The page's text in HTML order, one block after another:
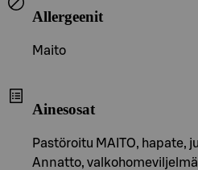
Allergeenit
Maito
Ainesosat
Pastöroitu MAITO, hapate,
Annatto, valkohomeviljelmä